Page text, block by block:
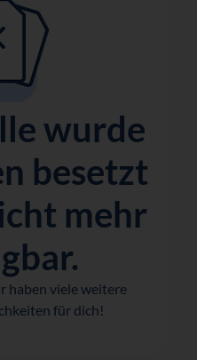
wurde
besetzt
mehr
haben viele weitere
für dich!